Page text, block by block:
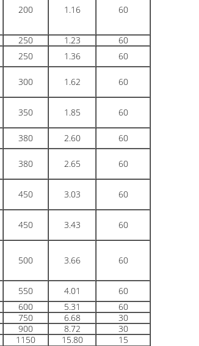
200 1.16 60
250 1.23
60
250 1.36
60
300 1.62
60
350 1.85
60
380 2.60
60
380 2.65
60
450 3.03
60
450 3.43
60
500 3.66 60
550 4.01
60
600 5.31
60
750 6.68
30
900 8.72
30
1150 15.80 15